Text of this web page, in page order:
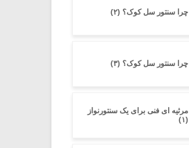
چرا سنتور سل کوک؟ (۲)
چرا سنتور سل کوک؟ (۳)
مرثیه ای فنی برای یک سنتورنواز
(۱)